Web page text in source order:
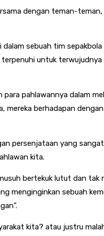
dengan teman-
sebuah tim
untuk
pahlawannya dalam
berhadapan
persenjataan yang
kita.
bertekuk lutut dan tak
menginginkan sebuah
kita? atau justru